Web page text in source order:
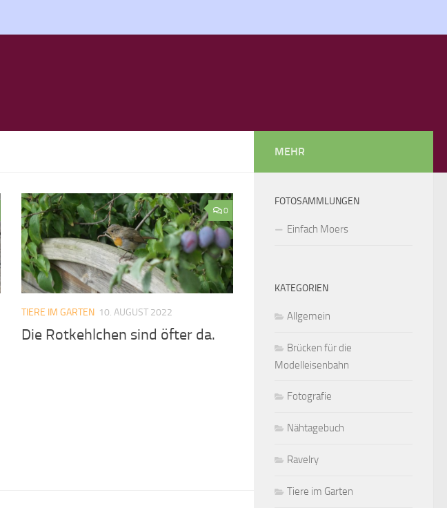
0
TIERE IM GARTEN 10. AUGUST 2022
Die Rotkehlchen sind öfter da.
MEHR
FOTOSAMMLUNGEN
Einfach Moers
KATEGORIEN
Allgemein
Brücken für die
Modelleisenbahn
Fotografie
Nähtagebuch
Ravelry
Tiere im Garten